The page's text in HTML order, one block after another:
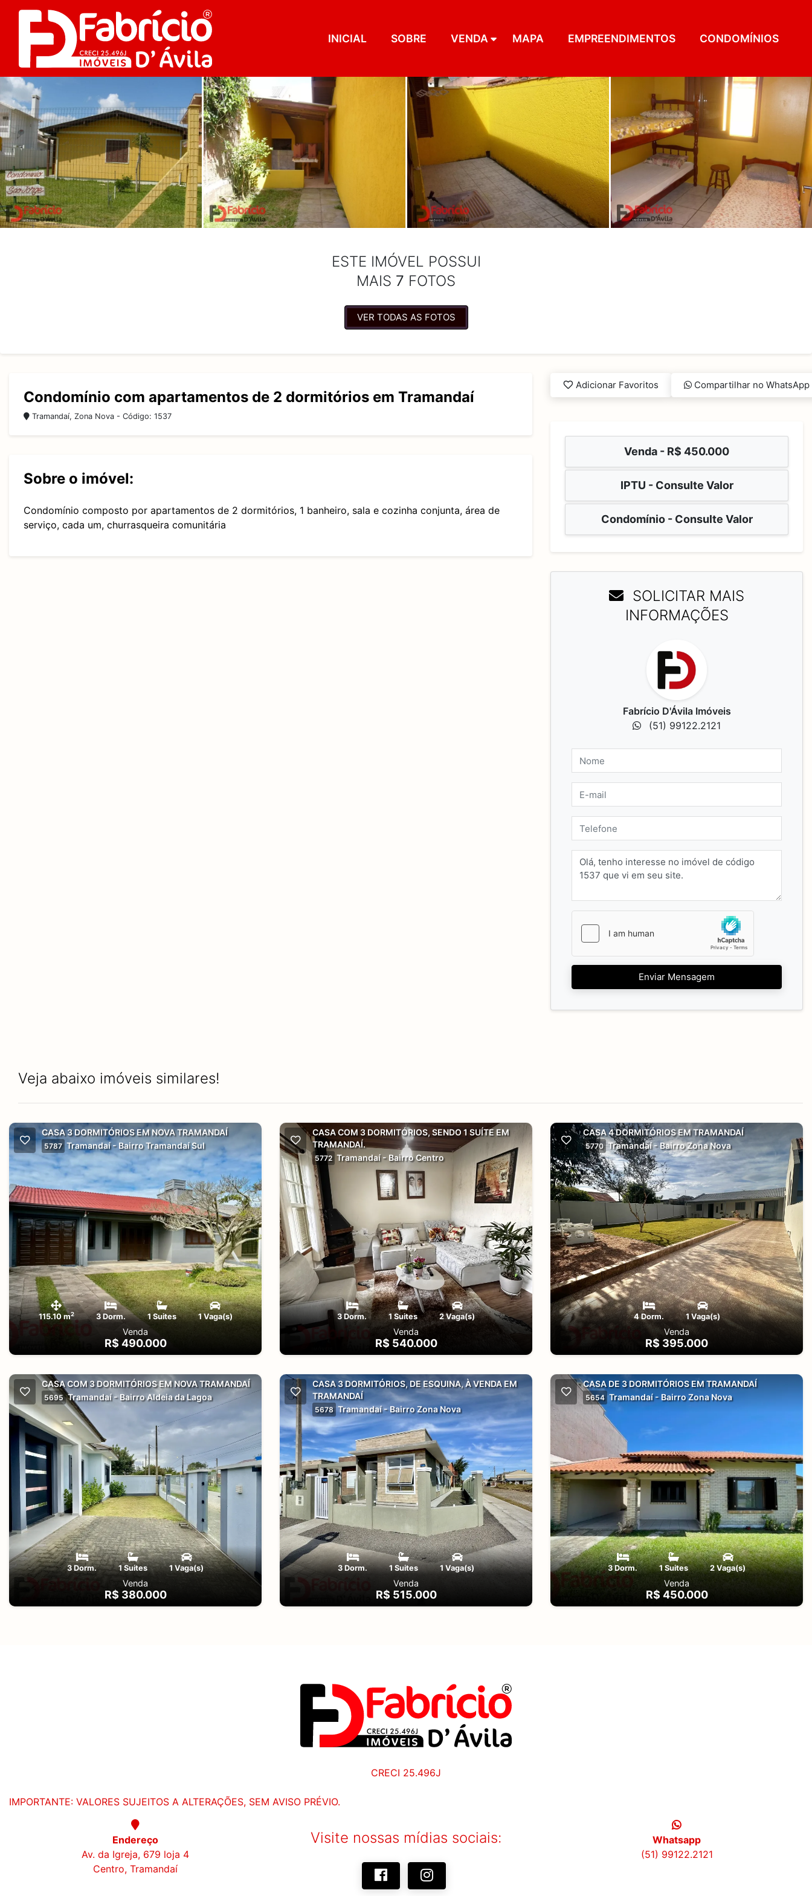
INICIAL SOBRE VENDA MAPA EMPREENDIMENTOS CONDOMÍNIOS
ESTE IMÓVEL POSSUI
MAIS 7 FOTOS
VER TODAS AS FOTOS
Condomínio com apartamentos de 2 dormitórios em Tramandaí
Tramandaí, Zona Nova - Código: 1537
Sobre o imóvel:
Condomínio composto por apartamentos de 2 dormitórios, 1 banheiro, sala e cozinha conjunta, área de
serviço, cada um, churrasqueira comunitária
Adicionar Favoritos Compartilhar no WhatsApp
Venda - R$ 450.000
IPTU - Consulte Valor
Condomínio - Consulte Valor
SOLICITAR MAIS
INFORMAÇÕES
Fabrício D'Ávila Imóveis
(51) 99122.2121
Enviar Mensagem
Veja abaixo imóveis similares!
CASA 3 DORMITÓRIOS EM NOVA TRAMANDAÍ
5787 Tramandaí - Bairro Tramandaí Sul
115.10 m2 3 Dorm. 1 Suites 1 Vaga(s)
Venda
R$ 490.000
CASA COM 3 DORMITÓRIOS, SENDO 1 SUÍTE EM
TRAMANDAÍ.
5772 Tramandaí - Bairro Centro
3 Dorm. 1 Suites 2 Vaga(s)
Venda
R$ 540.000
CASA 4 DORMITÓRIOS EM TRAMANDAÍ
5770 Tramandaí - Bairro Zona Nova
4 Dorm. 1 Vaga(s)
Venda
R$ 395.000
CASA COM 3 DORMITÓRIOS EM NOVA TRAMANDAÍ
5695 Tramandaí - Bairro Aldeia da Lagoa
3 Dorm. 1 Suites 1 Vaga(s)
Venda
R$ 380.000
CASA 3 DORMITÓRIOS, DE ESQUINA, À VENDA EM
TRAMANDAÍ
5678 Tramandaí - Bairro Zona Nova
3 Dorm. 1 Suites 1 Vaga(s)
Venda
R$ 515.000
CASA DE 3 DORMITÓRIOS EM TRAMANDAÍ
5654 Tramandaí - Bairro Zona Nova
3 Dorm. 1 Suites 2 Vaga(s)
Venda
R$ 450.000
CRECI 25.496J
IMPORTANTE: VALORES SUJEITOS A ALTERAÇÕES, SEM AVISO PRÉVIO.
Endereço
Av. da Igreja, 679 loja 4
Centro, Tramandaí
Visite nossas mídias sociais:
Whatsapp
(51) 99122.2121